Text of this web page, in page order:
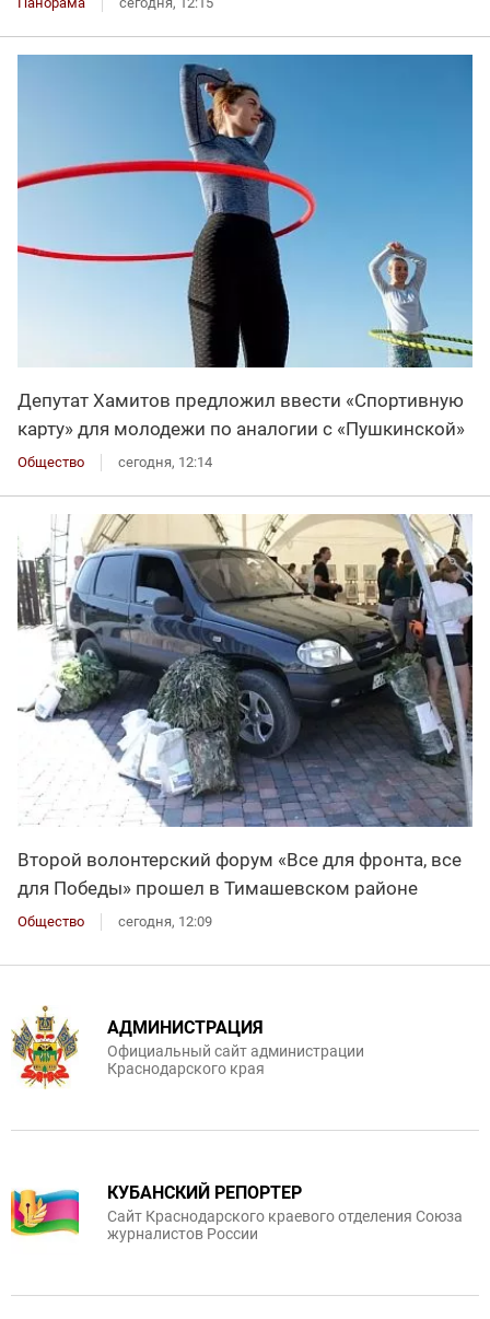
Депутат Хамитов предложил ввести «Спортивную
карту» для молодежи по аналогии с «Пушкинской»
Общество сегодня, 12:14
Второй волонтерский форум «Все для фронта, все
для Победы» прошел в Тимашевском районе
Общество сегодня, 12:09
АДМИНИСТРАЦИЯ
Официальный сайт администрации
Краснодарского края
КУБАНСКИЙ РЕПОРТЕР
Сайт Краснодарского краевого отделения Союза
журналистов России